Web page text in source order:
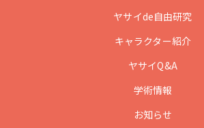
ヤサイde自由研究
キャラクター紹介
ヤサイQ&A
学術情報
お知らせ